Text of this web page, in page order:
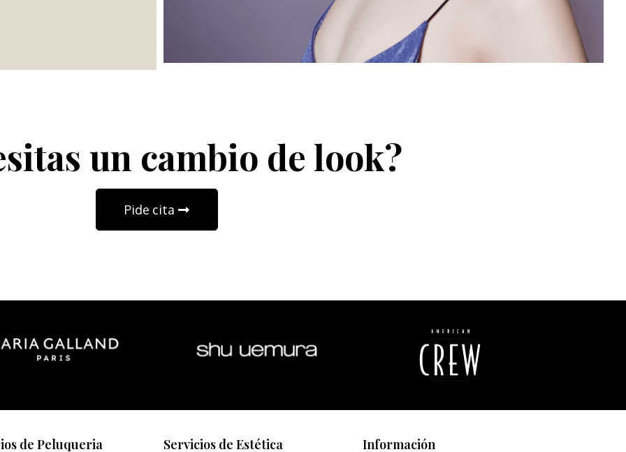
un cambio de look?
Pide cita
de Peluqueria Servicios de Estética Información